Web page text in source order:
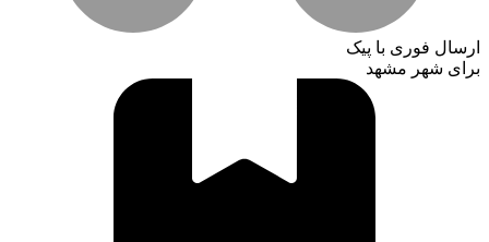
ارسال فوری با پیک
برای شهر مشهد